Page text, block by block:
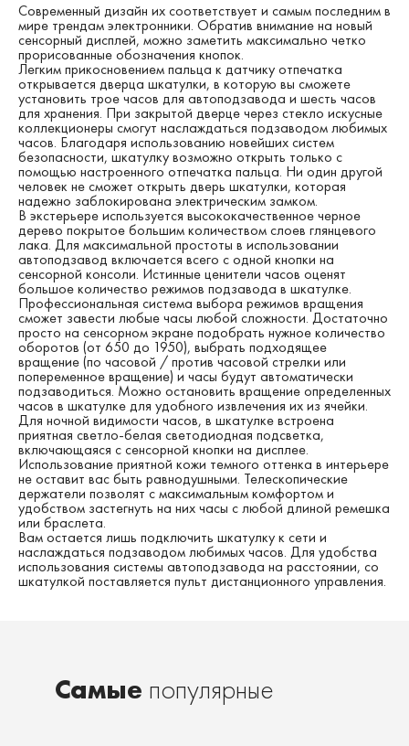
Современный дизайн их соответствует и самым последним в
мире трендам электронники. Обратив внимание на новый
сенсорный дисплей, можно заметить максимально четко
прорисованные обозначения кнопок.
Легким прикосновением пальца к датчику отпечатка
открывается дверца шкатулки, в которую вы сможете
установить трое часов для автоподзавода и шесть часов
для хранения. При закрытой дверце через стекло искусные
коллекционеры смогут наслаждаться подзаводом любимых
часов. Благодаря использованию новейших систем
безопасности, шкатулку возможно открыть только с
помощью настроенного отпечатка пальца. Ни один другой
человек не сможет открыть дверь шкатулки, которая
надежно заблокирована электрическим замком.
В экстерьере используется высококачественное черное
дерево покрытое большим количеством слоев глянцевого
лака. Для максимальной простоты в использовании
автоподзавод включается всего с одной кнопки на
сенсорной консоли. Истинные ценители часов оценят
большое количество режимов подзавода в шкатулке.
Профессиональная система выбора режимов вращения
сможет завести любые часы любой сложности. Достаточно
просто на сенсорном экране подобрать нужное количество
оборотов (от 650 до 1950), выбрать подходящее
вращение (по часовой / против часовой стрелки или
попеременное вращение) и часы будут автоматически
подзаводиться. Можно остановить вращение определенных
часов в шкатулке для удобного извлечения их из ячейки.
Для ночной видимости часов, в шкатулке встроена
приятная светло-белая светодиодная подсветка,
включающаяся с сенсорной кнопки на дисплее.
Использование приятной кожи темного оттенка в интерьере
не оставит вас быть равнодушными. Телескопические
держатели позволят с максимальным комфортом и
удобством застегнуть на них часы с любой длиной ремешка
или браслета.
Вам остается лишь подключить шкатулку к сети и
наслаждаться подзаводом любимых часов. Для удобства
использования системы автоподзавода на расстоянии, со
шкатулкой поставляется пульт дистанционного управления.
Самые популярные